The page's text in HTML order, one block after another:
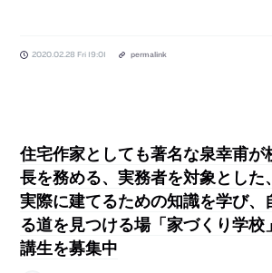
2020.02.28 Fri 19:01 permalink
住宅作家としても著名な泉幸甫が
長を務める、実務者を対象とした、
実際に建てるための知識を学び、
る道を見つける場「家づくり学校
講生を募集中